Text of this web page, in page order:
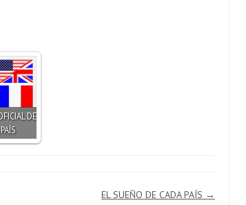
DE
EL SUEÑO DE CADA PAÍS →